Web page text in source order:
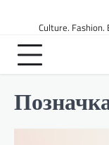
вмісту
Culture. Fashion.